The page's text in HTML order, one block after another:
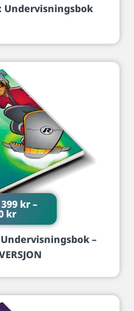
Undervisningsbok
399 kr –
kr
–